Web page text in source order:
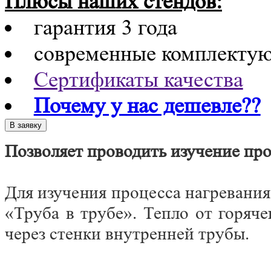
гарантия 3 года
современные
Сертификаты качества
Почему у нас дешевле??
Позволяет проводить изучение
Для изучения процесса
«Труба в трубе». Тепло от
через стенки внутренней трубы.